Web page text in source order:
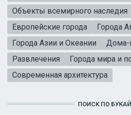
Объекты всемирного наследия
Европейские города
Города
Города Азии и Океании
Дома-
Развлечения
Города мира и
Современная архитектура
ПОИСК ПО